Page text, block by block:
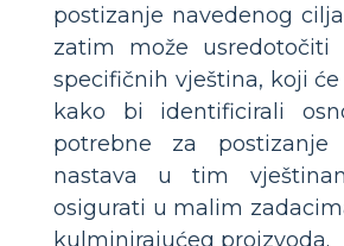
postizanje navedenog
zatim može
specifičnih vještina, koji
kako bi identificirali
potrebne za postizanje
nastava u tim
osigurati u malim
kulminirajućeg proizvoda.